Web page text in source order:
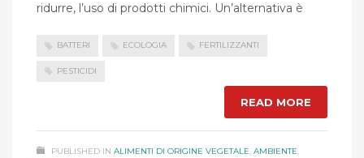
ridurre, l’uso di prodotti chimici. Un’alternativa è
BATTERI ECOLOGIA FERTILIZZANTI
PESTICIDI
READ MORE
PUBLISHED IN ALIMENTI DI ORIGINE VEGETALE, AMBIENTE,